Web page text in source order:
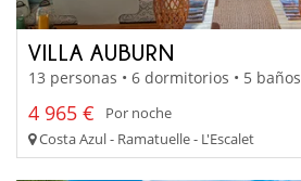
VILLA AUBURN
13 personas • 6 dormitorios • 5 baños
4 965 €
Por noche
Costa Azul - Ramatuelle - L'Escalet